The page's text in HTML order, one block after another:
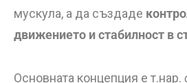
мускула, а да създаде
движението и стабилност в
Основната концепция е т.нар.